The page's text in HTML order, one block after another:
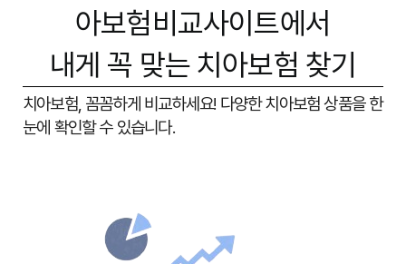
아보험비교사이트에서
내게 꼭 맞는 치아보험 찾기
치아보험, 꼼꼼하게 비교하세요! 다양한 치아보험 상품을 한
눈에 확인할 수 있습니다.